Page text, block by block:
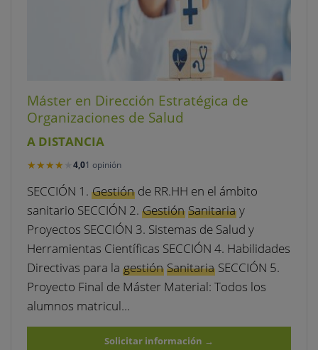
Máster en Dirección Estratégica de
Organizaciones de Salud
A DISTANCIA
★★★★★
★★★★★ 4,01 opinión
SECCIÓN 1. Gestiónde RR.HH en el ámbito
sanitario SECCIÓN 2. Gestión Sanitariay
Proyectos SECCIÓN 3. Sistemas de Salud y
Herramientas Científicas SECCIÓN 4. Habilidades
Directivas para la gestión Sanitaria SECCIÓN 5.
Proyecto Final de Máster Material: Todos los
alumnos matricul…
Solicitar información →